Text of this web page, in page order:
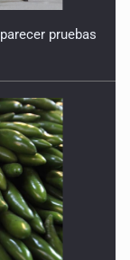
pruebas